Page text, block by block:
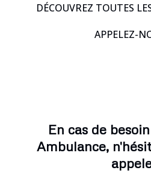
DÉCOUVREZ TOUTES
APPELEZ-
En cas de
Ambulance,